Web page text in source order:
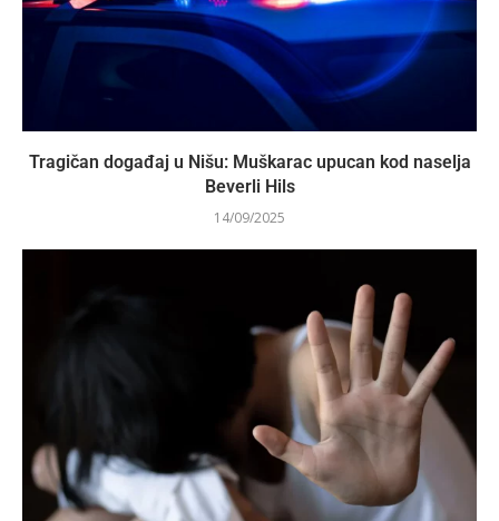
Tragičan događaj u Nišu: Muškarac upucan kod naselja
Beverli Hils
14/09/2025